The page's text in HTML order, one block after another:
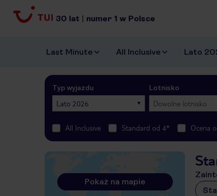
30 lat | numer 1 w Polsce
Last Minute All Inclusive Lato
Typ wyjazdu
Lato 2026
Lotnisko
Dowolne lotnisko
All Inclusive Standard od 4* Ocena
Pokaż na mapie